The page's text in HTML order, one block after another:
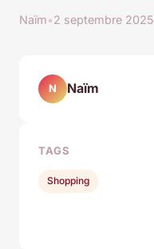
Naïm•2 septembre 2025
N Naïm
TAGS
Shopping